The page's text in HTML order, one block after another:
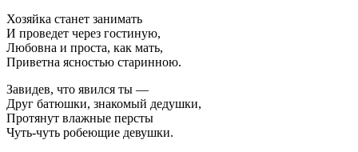
Хозяйка станет занимать
И проведет через гостиную,
Любовна и проста, как мать,
Приветна ясностью старинною.
Завидев, что явился ты —
Друг батюшки, знакомый дедушки,
Протянут влажные персты
Чуть-чуть робеющие девушки.